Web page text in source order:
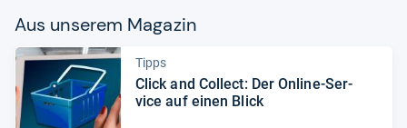
Aus unse­rem Maga­zin
Tipps
Click and Col­lect: Der Online-​Ser­
vice auf einen Blick